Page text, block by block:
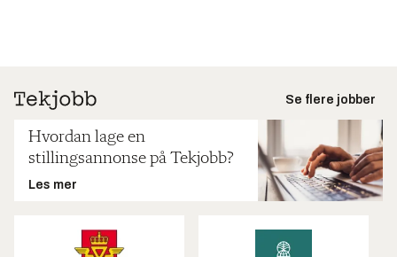
Se flere jobber
Hvordan lage en
stillingsannonse på Tekjobb?
Les mer